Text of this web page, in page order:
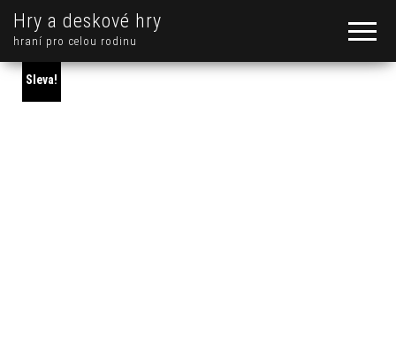
Hry a deskové hry
hraní pro celou rodinu
Sleva!